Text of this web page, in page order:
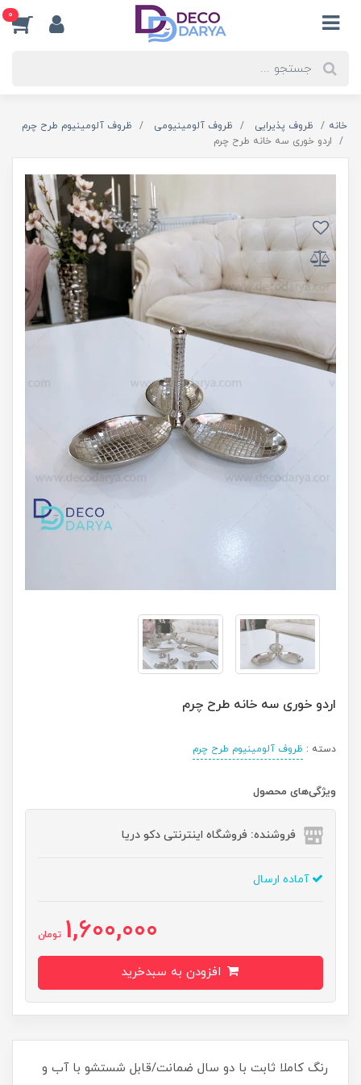
0
خانه ظروف پذیرایی ظروف آلومینیومی
ظروف آلومینیوم طرح چرم
اردو خوری سه خانه طرح چرم
اردو خوری سه خانه طرح چرم
دسته : ظروف آلومینیوم طرح چرم
ویژگی‌های محصول
فروشنده: فروشگاه اینترنتی دکو دریا
آماده ارسال
1,600,000 تومان
رنگ کاملا ثابت با دو سال ضمانت/قابل شستشو با آب و